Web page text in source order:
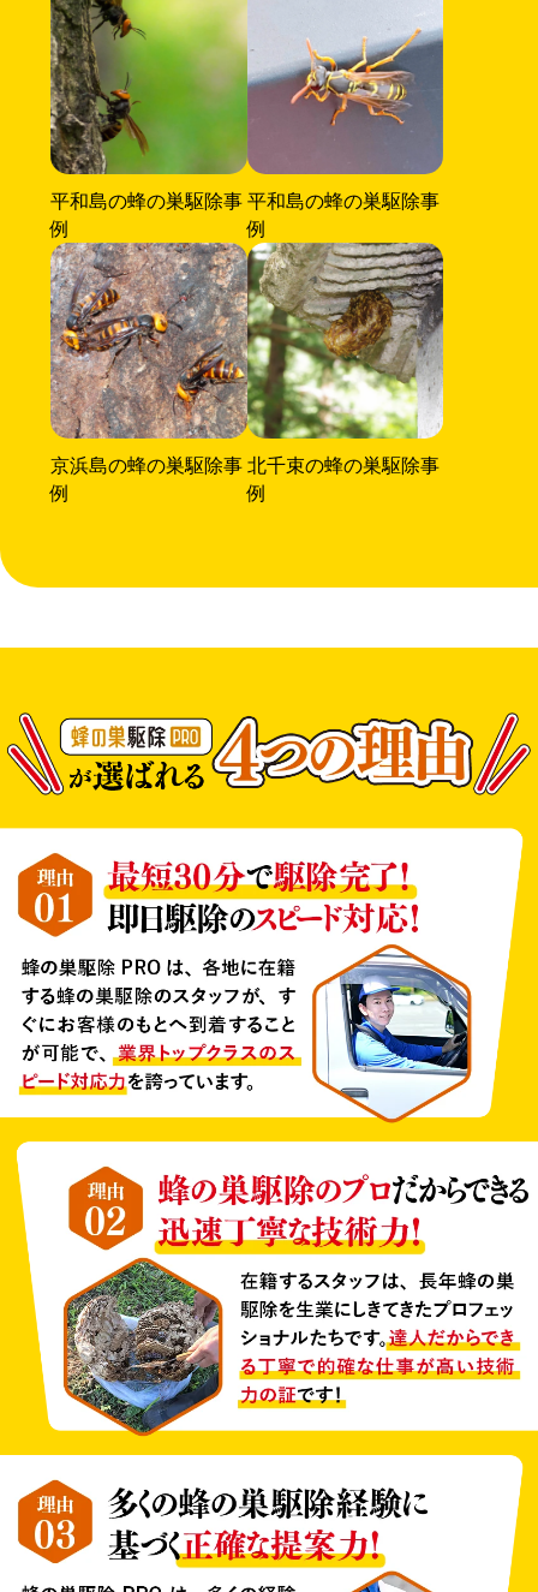
平和島の蜂の巣駆除事
例
平和島の蜂の巣駆除事
例
京浜島の蜂の巣駆除事
例
北千束の蜂の巣駆除事
例